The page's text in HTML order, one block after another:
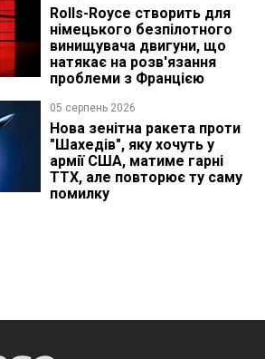
Rolls-Royce створить для
німецького безпілотного
винищувача двигуни, що
натякає на розв'язання
проблеми з Францією
05 серпень 2026
Нова зенітна ракета проти
"Шахедів", яку хочуть у
армії США, матиме гарні
ТТХ, але повторює ту саму
помилку